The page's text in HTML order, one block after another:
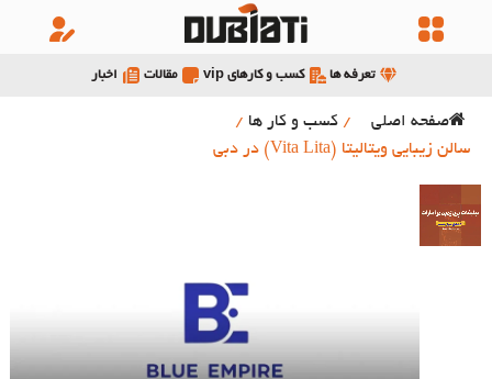
تعرفه ها کسب و کارهای vip مقالات اخبار
صفحه اصلی / کسب و کار ها /
سالن زیبایی ویتالیتا (Vita Lita) در دبی